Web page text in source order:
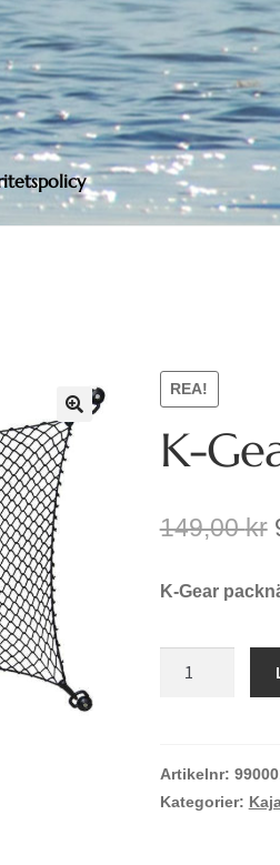
REA!
K-
149,00kr
K-Gear
mängd
Artikelnr:
Kategorier: